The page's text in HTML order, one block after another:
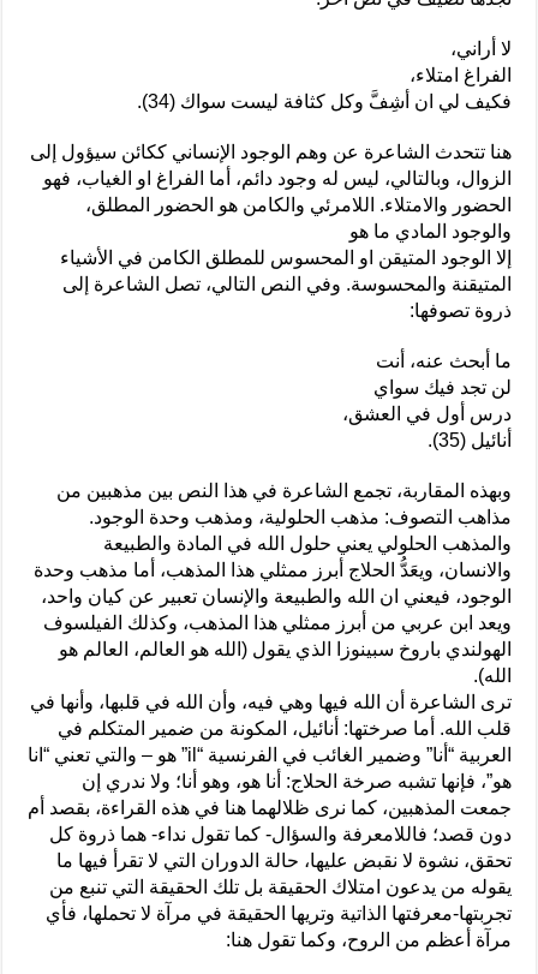
لا أراني،
الفراغ امتلاء،
فكيف لي ان أشِفَّ وكل كثافة ليست سواك (34).
هنا تتحدث الشاعرة عن وهم الوجود الإنساني ككائن سيؤول إلى
الزوال، وبالتالي، ليس له وجود دائم، أما الفراغ او الغياب، فهو
الحضور والامتلاء. اللامرئي والكامن هو الحضور المطلق،
والوجود المادي ما هو
إلا الوجود المتيقن او المحسوس للمطلق الكامن في الأشياء
المتيقنة والمحسوسة. وفي النص التالي، تصل الشاعرة إلى
ذروة تصوفها:
ما أبحث عنه، أنت
لن تجد فيك سواي
درس أول في العشق،
أنائيل (35).
وبهذه المقاربة، تجمع الشاعرة في هذا النص بين مذهبين من
مذاهب التصوف: مذهب الحلولية، ومذهب وحدة الوجود.
والمذهب الحلولي يعني حلول الله في المادة والطبيعة
والانسان، ويعَدُّ الحلاج أبرز ممثلي هذا المذهب، أما مذهب وحدة
الوجود، فيعني ان الله والطبيعة والإنسان تعبير عن كيان واحد،
ويعد ابن عربي من أبرز ممثلي هذا المذهب، وكذلك الفيلسوف
الهولندي باروخ سبينوزا الذي يقول (الله هو العالم، العالم هو
الله).
ترى الشاعرة أن الله فيها وهي فيه، وأن الله في قلبها، وأنها في
قلب الله. أما صرختها: أنائيل، المكونة من ضمير المتكلم في
العربية “أنا” وضمير الغائب في الفرنسية “il” هو – والتي تعني “انا
هو”، فإنها تشبه صرخة الحلاج: أنا هو، وهو أنا؛ ولا ندري إن
جمعت المذهبين، كما نرى ظلالهما هنا في هذه القراءة، بقصد أم
دون قصد؛ فاللامعرفة والسؤال- كما تقول نداء- هما ذروة كل
تحقق، نشوة لا نقبض عليها، حالة الدوران التي لا تقرأ فيها ما
يقوله من يدعون امتلاك الحقيقة بل تلك الحقيقة التي تنبع من
تجربتها-معرفتها الذاتية وتريها الحقيقة في مرآة لا تحملها، فأي
مرآة أعظم من الروح، وكما تقول هنا: